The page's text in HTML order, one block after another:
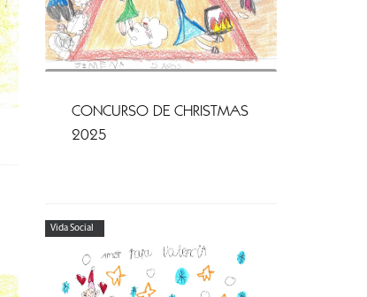
CONCURSO DE CHRISTMAS
2025
Vida Social